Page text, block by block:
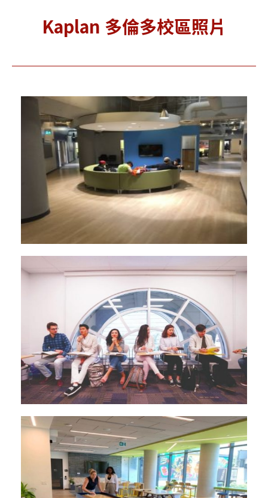
Kaplan 多倫多校區照片